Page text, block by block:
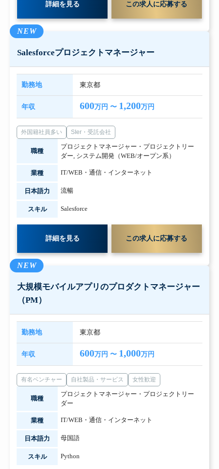
詳細を見る この求人に応募する
NEW
Salesforceプロジェクトマネージャー
勤務地 東京都
年収 600万円 〜 1,200万円
外国籍社員多い SIer・受託会社
職種
プロジェクトマネージャー・プロジェクトリー
ダー, システム開発（WEB/オープン系）
業種 IT/WEB・通信・インターネット
日本語力 流暢
スキル Salesforce
詳細を見る この求人に応募する
NEW
大規模モバイルアプリのプロダクトマネージャー
（PM）
勤務地 東京都
年収 600万円 〜 1,000万円
有名ベンチャー 自社製品・サービス 女性歓迎
職種
プロジェクトマネージャー・プロジェクトリー
ダー
業種 IT/WEB・通信・インターネット
日本語力 母国語
スキル Python